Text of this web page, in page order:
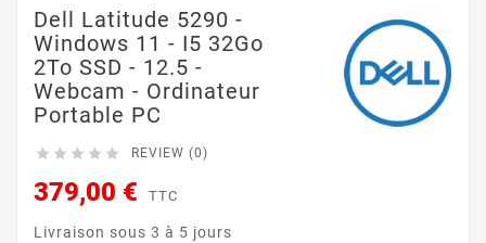
Dell Latitude 5290 -
Windows 11 - I5 32Go
2To SSD - 12.5 -
Webcam - Ordinateur
Portable PC
     REVIEW (0)
379,00 € TTC
Livraison sous 3 à 5 jours